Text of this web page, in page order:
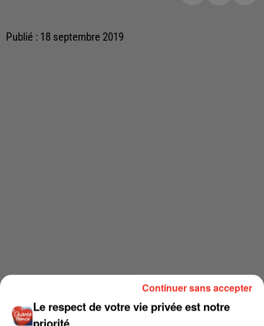
Publié : 18 septembre 2019
Le respect de votre vie privée est notre
priorité
Continuer sans accepter